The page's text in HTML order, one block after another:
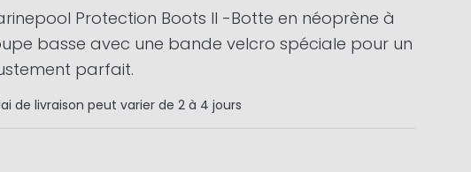
Protection Boots II -Botte en néoprène à
basse avec une bande velcro spéciale pour un
parfait.
de livraison peut varier de 2 à 4 jours